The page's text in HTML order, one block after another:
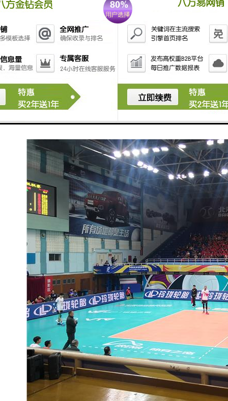
7. **适用范围广**：该系统可以应用于多种场合，如体
育赛事、学习测验、项目进度跟踪等，具有的适应性。
8. **增强观众体验**：在体育赛事中，计时记分系统可
与感和娱乐性。
总之，计时记分系统通过、准确和透明的方式为活动提
供支持，帮助提升整体效率和质量。